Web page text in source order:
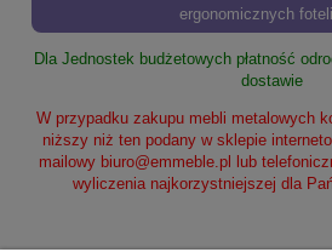
ergonomicznych
Dla Jednostek budżetowych płatność
dostawie
W przypadku zakupu mebli metalowych
niższy niż ten podany w sklepie
mailowy biuro@emmeble.pl
lub
wyliczenia najkorzystniejszej dla